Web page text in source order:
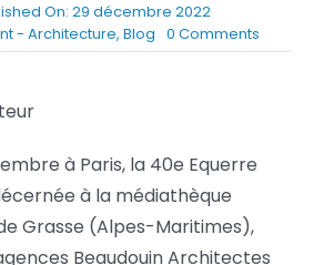
On: 29 décembre 2022
- Architecture, Blog 0 Commentson
L’Equerre
Grasse
à Paris, la 40e Equerre
à la médiathèque
Grasse (Alpes-Maritimes),
Beaudouin Architectes